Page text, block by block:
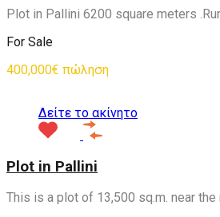
Plot in Pallini 6200 square meters
For Sale
400,000€ πώληση
Δείτε το ακίνητο
Plot in Pallini
This is a plot of 13,500 sq.m. near the